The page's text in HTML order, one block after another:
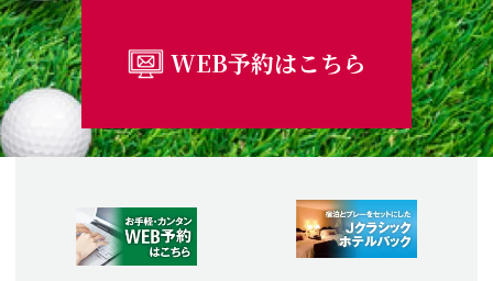
WEB予約はこちら